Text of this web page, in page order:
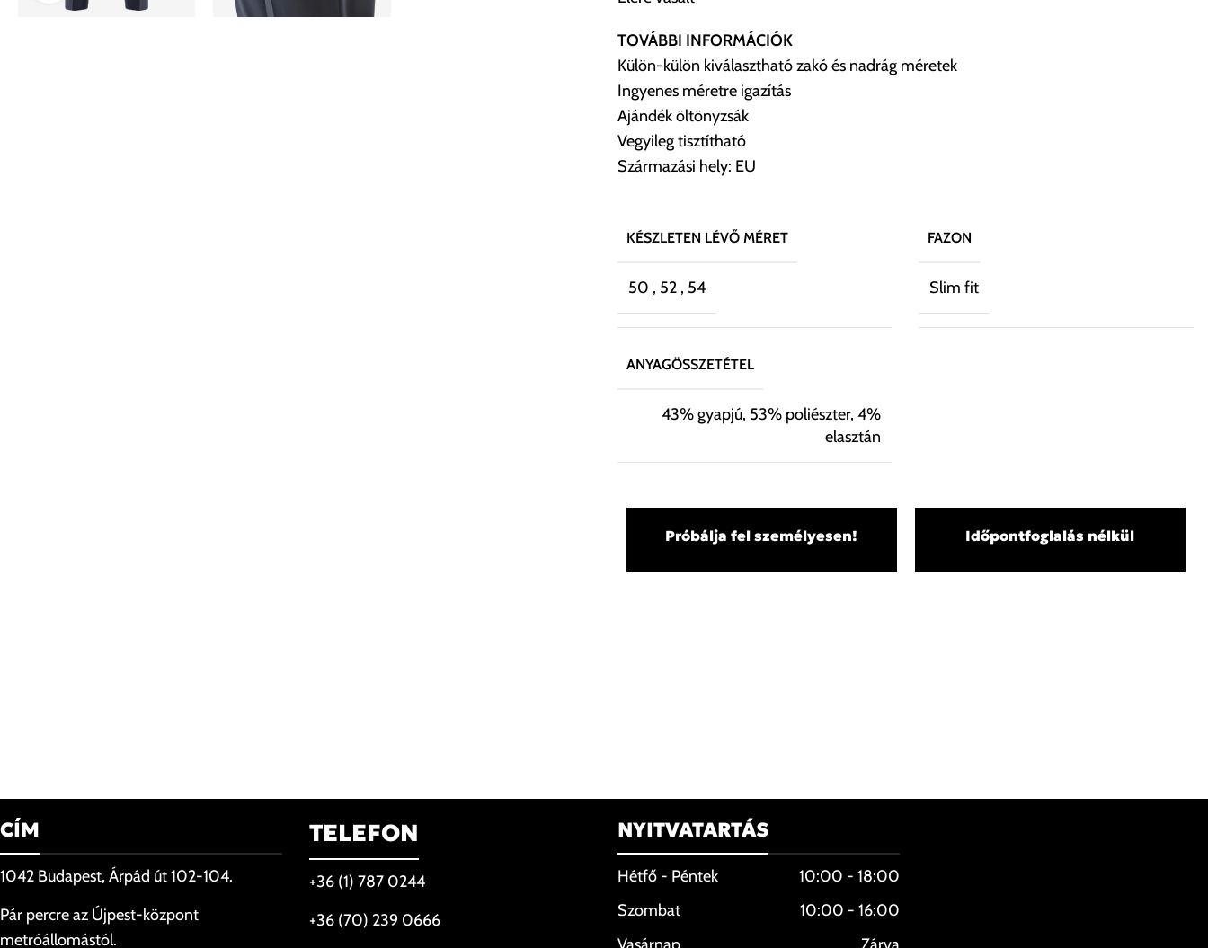
TOVÁBBI INFORMÁCIÓK
Külön-külön kiválasztható zakó és nadrág méretek
Ingyenes méretre igazítás
Ajándék öltönyzsák
Vegyileg tisztítható
Származási hely: EU
KÉSZLETEN LÉVŐ MÉRET
50 , 52 , 54
FAZON
Slim fit
ANYAGÖSSZETÉTEL
43% gyapjú, 53% poliészter, 4%
elasztán
Próbálja fel személyesen! Időpontfoglalás nélkül
CÍM
1042 Budapest, Árpád út 102-104.
Pár percre az Újpest-központ
metróállomástól.
TELEFON
+36 (1) 787 0244
+36 (70) 239 0666
NYITVATARTÁS
Hétfő - Péntek
10:00 - 18:00
Szombat
10:00 - 16:00